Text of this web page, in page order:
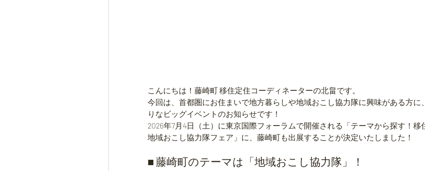
こんにちは！藤崎町 移住定住コーディネーターの北畠です。
今回は、首都圏にお住まいで地方暮らしや地域おこし協力隊に興味がある方に
りなビッグイベントのお知らせです！
2026年7月4日（土）に東京国際フォーラムで開催される「テーマから探す！移
地域おこし協力隊フェア」に、藤崎町も出展することが決定いたしました！
■ 藤崎町のテーマは「地域おこし協力隊」！